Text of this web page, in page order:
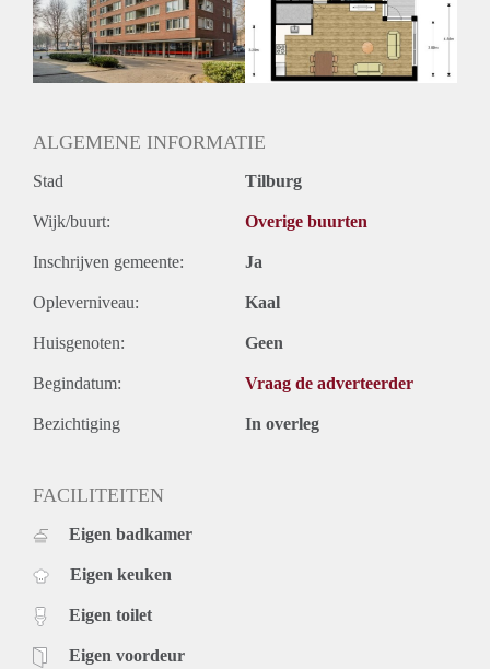
3,1 X Maandhuur Bruto
Huurtermijn
Onbepaalde termijn
Oplevering
ALGEMENE INFORMATIE
Stad Tilburg
Wijk/buurt: Overige buurten
Inschrijven gemeente: Ja
Opleverniveau: Kaal
Huisgenoten: Geen
Begindatum: Vraag de adverteerder
Bezichtiging In overleg
FACILITEITEN
Eigen badkamer
Eigen keuken
Eigen toilet
Eigen voordeur